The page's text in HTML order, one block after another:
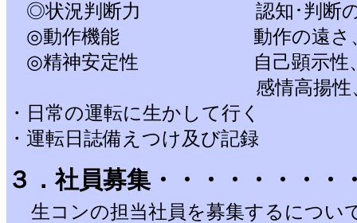
◎状況判断力 認知･判断の遠
◎動作機能 動作の遠さ、正
◎精神安定性 自己顕示性、神
感情高揚性、攻撃性
・日常の運転に生かして行く
・運転日誌備えつけ及び記録
３．社員募集・・・・・・・・
生コンの担当社員を募集するについ